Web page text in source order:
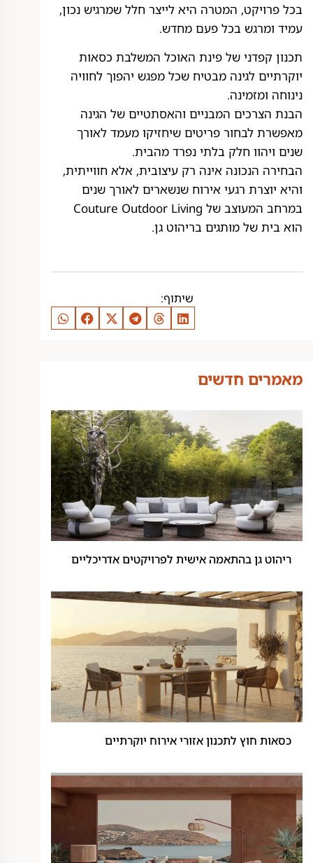
בכל פרויקט, המטרה היא לייצר חלל שמרגיש נכון,
עמיד ומרגש בכל פעם מחדש.
תכנון קפדני של פינת האוכל המשלבת כסאות
יוקרתיים לגינה מבטיח שכל מפגש יהפוך לחוויה
נינוחה ומזמינה.
הבנת הצרכים המבניים והאסתטיים של הגינה
מאפשרת לבחור פריטים שיחזיקו מעמד לאורך
שנים ויהוו חלק בלתי נפרד מהבית.
הבחירה הנכונה אינה רק עיצובית, אלא חווייתית,
והיא יוצרת רגעי אירוח שנשארים לאורך שנים
במרחב המעוצב של Couture Outdoor Living
הוא בית של מותגים בריהוט גן.
מאמרים חדשים
ריהוט גן בהתאמה אישית לפרויקטים אדריכליים
כסאות חוץ לתכנון אזורי אירוח יוקרתיים